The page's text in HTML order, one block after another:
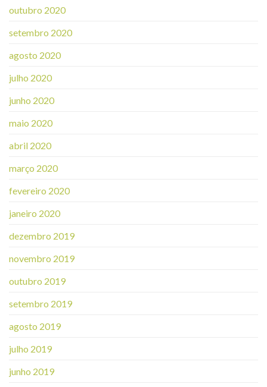
outubro 2020
setembro 2020
agosto 2020
julho 2020
junho 2020
maio 2020
abril 2020
março 2020
fevereiro 2020
janeiro 2020
dezembro 2019
novembro 2019
outubro 2019
setembro 2019
agosto 2019
julho 2019
junho 2019